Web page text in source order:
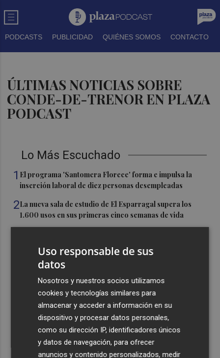
PODCASTS PUBLICIDAD QUIÉNES SOMOS CONTACTO
ÚLTIMAS NOTICIAS SOBRE
CONDE-DE-TRENOR EN PLAZA
PODCAST
Lo Más Escuchado
1 El programa 'Santomera Florece' forma e impulsa la
inserción laboral de diez personas desempleadas
2La nueva sala de estudio de El Esparragal supera los
1.600 usos en sus primeras cinco semanas de vida
Instalan en la Avenida de la Libertad una infraestructura
comercial
Los incendios de Sierra Engarcerán y Culla evolucionan
positivamente pero Tírig pasa a situación 2 del PEIF
Uso responsable de sus
datos
Nosotros y nuestros socios utilizamos
cookies y tecnologías similares para
almacenar y acceder a información en su
dispositivo y procesar datos personales,
como su dirección IP, identificadores únicos
y datos de navegación, para ofrecer
anuncios y contenido personalizados, medir